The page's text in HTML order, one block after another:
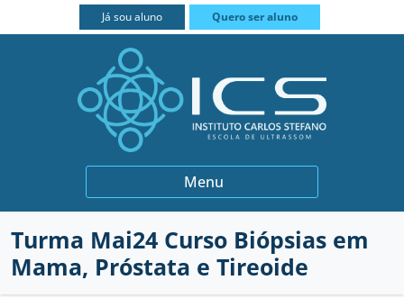
Já sou aluno Quero ser aluno
Menu
FECHAR
INSTITUCIONAL
QUEM SOMOS
BIÓPSIAS
GINECOLOGIA E OBSTETRÍCIA
MEDICINA INTERNA
Turma Mai24 Curso Biópsias em
Mama, Próstata e Tireoide